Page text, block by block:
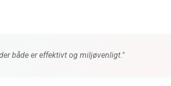
både er effektivt og miljøvenligt."